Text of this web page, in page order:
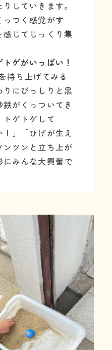
していきます。
っつく感覚がす
感じてじっくり集
ゲがいっぱい！
持ち上げてみる
りにびっしりと黒
がくっついてき
トゲトゲして
」「ひげが生え
ンツンと立ち上が
にみんな大興奮で